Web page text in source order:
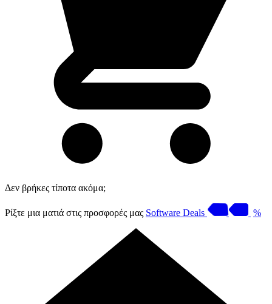
Δεν βρήκες τίποτα ακόμα;
Ρίξτε μια ματιά στις προσφορές μας Software Deals %